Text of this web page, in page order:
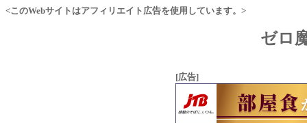
<このWebサイトはアフィリエイト広告を使用しています。>
ゼロ
[広告]